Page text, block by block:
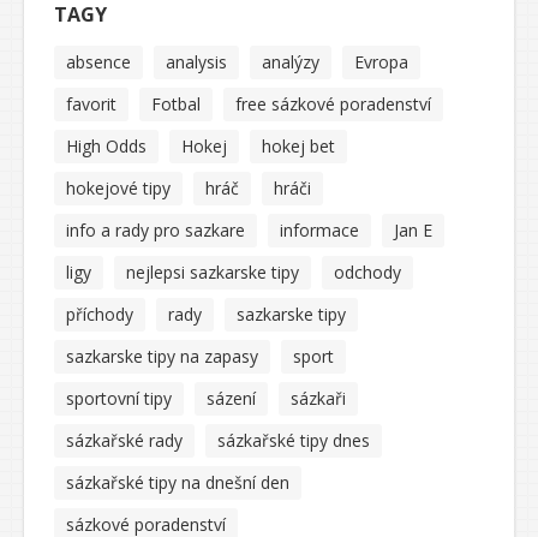
TAGY
absence analysis analýzy
Evropa
favorit
Fotbal
free sázkové poradenství
High Odds
Hokej
hokej bet
hokejové tipy
hráč
hráči
info a rady pro sazkare
informace
Jan E
ligy
nejlepsi sazkarske tipy
odchody
příchody
rady
sazkarske tipy
sazkarske tipy na zapasy
sport
sportovní tipy
sázení
sázkaři
sázkařské rady
sázkařské tipy dnes
sázkařské tipy na dnešní den
sázkové poradenství